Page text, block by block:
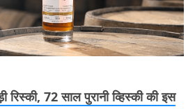
रिस्की, 72 साल पुरानी व्हिस्की की इस